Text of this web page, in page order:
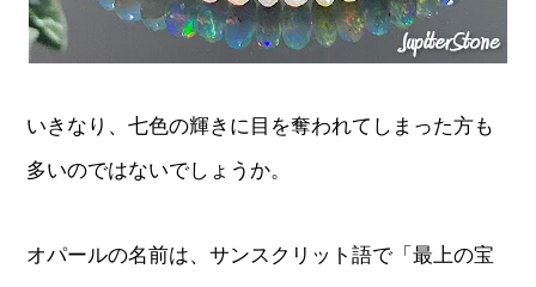
いきなり、七色の輝きに目を奪われてしまった方も
多いのではないでしょうか。
オパールの名前は、サンスクリット語で「最上の宝